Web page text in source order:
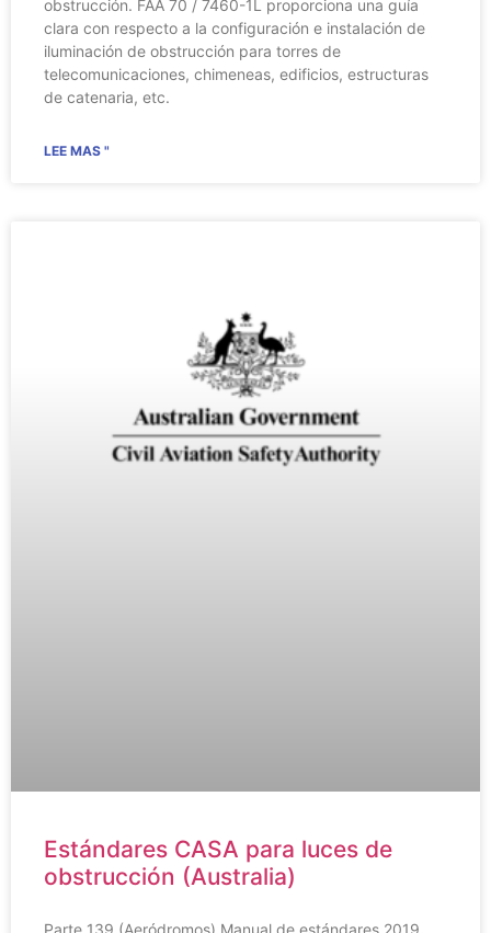
obstrucción. FAA 70 / 7460-1L proporciona una guía
clara con respecto a la configuración e instalación de
iluminación de obstrucción para torres de
telecomunicaciones, chimeneas, edificios, estructuras
de catenaria, etc.
LEE MAS "
Estándares CASA para luces de
obstrucción (Australia)
Parte 139 (Aeródromos) Manual de estándares 2019,